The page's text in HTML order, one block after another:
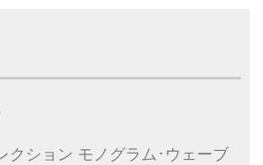
クション モノグラム･ウェーブ